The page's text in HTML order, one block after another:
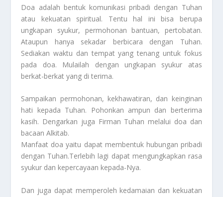
Doa adalah bentuk komunikasi pribadi dengan Tuhan
atau kekuatan spiritual. Tentu hal ini bisa berupa
ungkapan syukur, permohonan bantuan, pertobatan.
Ataupun hanya sekadar berbicara dengan Tuhan.
Sediakan waktu dan tempat yang tenang untuk fokus
pada doa. Mulailah dengan ungkapan syukur atas
berkat-berkat yang di terima.
Sampaikan permohonan, kekhawatiran, dan keinginan
hati kepada Tuhan. Pohonkan ampun dan berterima
kasih. Dengarkan juga Firman Tuhan melalui doa dan
bacaan Alkitab.
Manfaat doa yaitu dapat membentuk hubungan pribadi
dengan Tuhan.Terlebih lagi dapat mengungkapkan rasa
syukur dan kepercayaan kepada-Nya.
Dan juga dapat memperoleh kedamaian dan kekuatan